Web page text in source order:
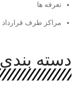
تعرفه ها
مراکز طرف قرارداد
دسته